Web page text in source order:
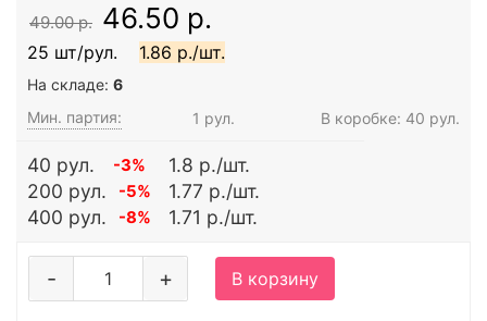
49.00 р. 46.50 р.
25 шт/рул. 1.86 р./шт.
На складе: 6
Мин. партия:
1 рул. В коробке: 40 рул.
40 рул. -3%
1.8 р./шт.
200 рул.
-5%
1.77 р./шт.
400 рул.
-8% 1.71 р./шт.
+
- В корзину